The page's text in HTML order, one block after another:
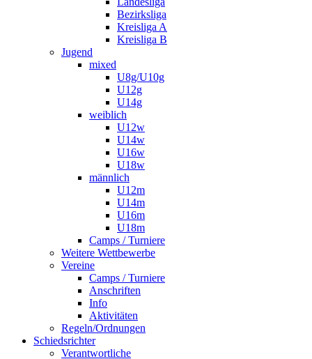
Bezirksliga
Kreisliga A
Kreisliga B
Jugend
mixed
U8g/U10g
U12g
U14g
weiblich
U12w
U14w
U16w
U18w
männlich
U12m
U14m
U16m
U18m
Camps / Turniere
Weitere Wettbewerbe
Vereine
Camps / Turniere
Anschriften
Info
Aktivitäten
Regeln/Ordnungen
Schiedsrichter
Verantwortliche